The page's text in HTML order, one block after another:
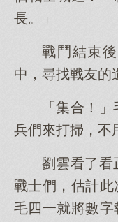
長。」
戰鬥結束
中，尋找戰友
「集合！
兵們來打掃，不
劉雲看了看
戰士們，估計此
毛四一就將數